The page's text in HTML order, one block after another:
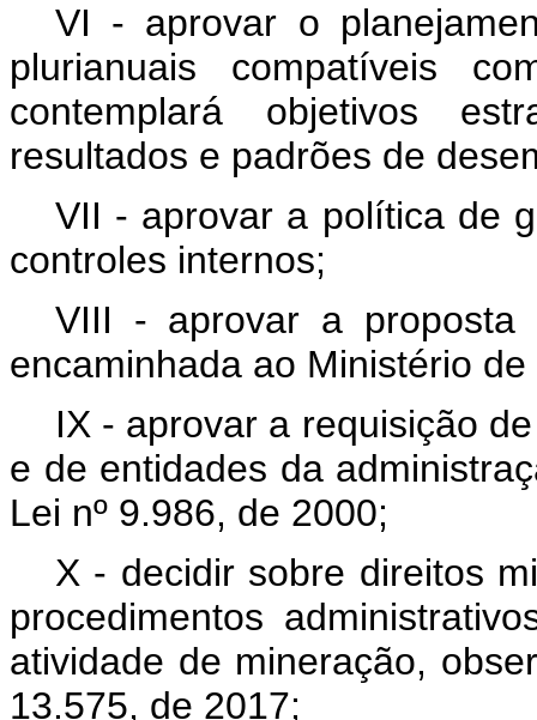
VI - aprovar o
plurianuais compatíveis
contemplará objetivos
resultados e padrões de
VII - aprovar a política de
controles internos;
VIII - aprovar a proposta
encaminhada ao Ministério
IX - aprovar a requisição
e de entidades da
Lei nº 9.986, de 2000;
X - decidir sobre direitos
procedimentos
atividade de mineração,
13.575, de 2017;